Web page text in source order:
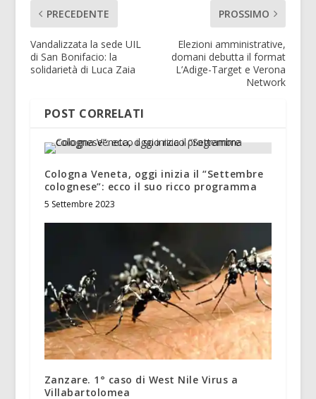
PRECEDENTE
Vandalizzata la sede UIL
di San Bonifacio: la
solidarietà di Luca Zaia
PROSSIMO
Elezioni amministrative,
domani debutta il format
L’Adige-Target e Verona
Network
POST CORRELATI
Cologna Veneta, oggi inizia il “Settembre
colognese”: ecco il suo ricco programma
5 Settembre 2023
Zanzare. 1° caso di West Nile Virus a
Villabartolomea